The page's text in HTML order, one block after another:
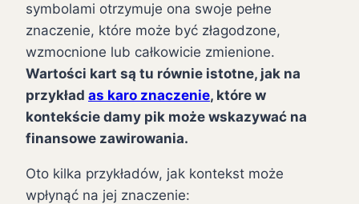
symbolami otrzymuje ona swoje pełne
znaczenie, które może być złagodzone,
wzmocnione lub całkowicie zmienione.
Wartości kart są tu równie istotne, jak na
przykład as karo znaczenie, które w
kontekście damy pik może wskazywać na
finansowe zawirowania.
Oto kilka przykładów, jak kontekst może
wpłynąć na jej znaczenie: